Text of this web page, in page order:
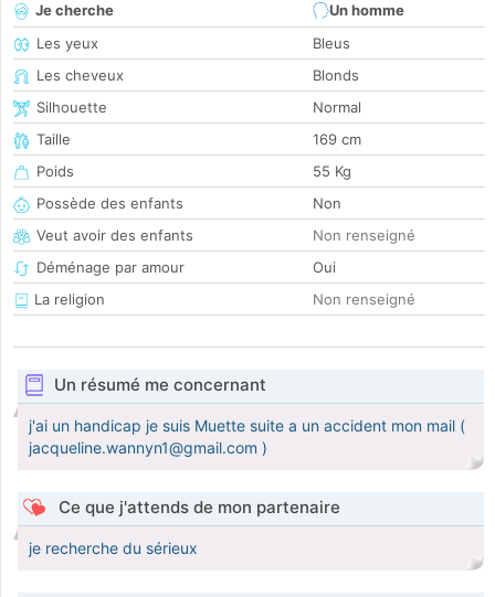
Je cherche
Un homme
Les yeux
Bleus
Les cheveux
Blonds
Silhouette
Normal
Taille
169 cm
Poids
55 Kg
Possède des enfants
Non
Veut avoir des enfants
Non renseigné
Déménage par amour
Oui
La religion
Non renseigné
Un résumé me concernant
j'ai un handicap je suis Muette suite a un accident mon mail (
jacqueline.wannyn1@gmail.com )
Ce que j'attends de mon partenaire
je recherche du sérieux